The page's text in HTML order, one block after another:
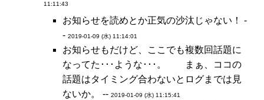
11:11:43
お知らせを読めとか正気の沙汰じゃない！ -
- 2019-01-09 (水) 11:14:01
お知らせもだけど、ここでも複数回話題に
なってた･･･ような･･･。 まぁ、ココの
話題はタイミング合わないとログまでは見
ないか。 -- 2019-01-09 (水) 11:15:41